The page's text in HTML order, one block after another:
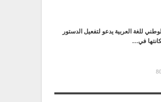
للغة العربية يدعو لتفعيل الدستور
في…